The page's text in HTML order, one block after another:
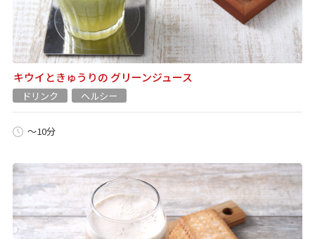
キウイときゅうりの グリーンジュース
ドリンク ヘルシー
～10分